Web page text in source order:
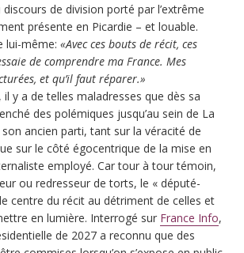
de division porté par l’extrême
présente en Picardie – et louable.
lui-même: «Avec ces bouts de récit, ces
de comprendre ma France. Mes
et qu’il faut réparer.»
y a de telles maladresses que dès sa
des polémiques jusqu’au sein de La
ancien parti, tant sur la véracité de
sur le côté égocentrique de la mise en
employé. Car tour à tour témoin,
ou redresseur de torts, le « député-
centre du récit au détriment de celles et
en lumière. Interrogé sur France Info,
de 2027 a reconnu que des